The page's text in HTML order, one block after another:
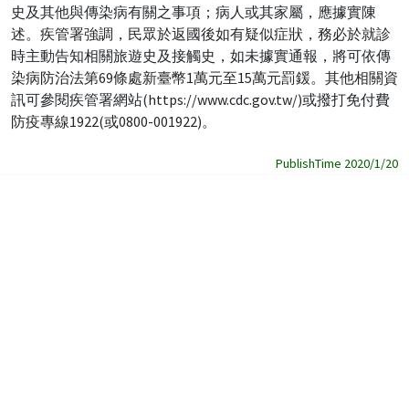
史及其他與傳染病有關之事項；病人或其家屬，應據實陳
述。疾管署強調，民眾於返國後如有疑似症狀，務必於就診
時主動告知相關旅遊史及接觸史，如未據實通報，將可依傳
染病防治法第69條處新臺幣1萬元至15萬元罰鍰。其他相關資
訊可參閱疾管署網站(https://www.cdc.gov.tw/)或撥打免付費
防疫專線1922(或0800-001922)。
PublishTime 2020/1/20